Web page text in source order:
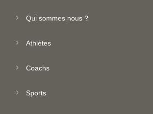
Qui sommes nous ?
Athlètes
Coachs
Sports